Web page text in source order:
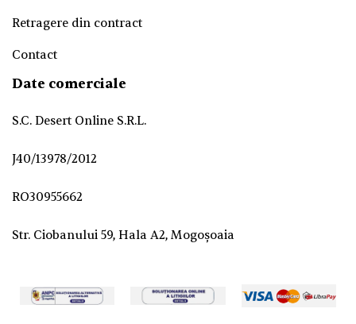
Retragere din contract
Contact
Date comerciale
S.C. Desert Online S.R.L.
J40/13978/2012
RO30955662
Str. Ciobanului 59, Hala A2, Mogoșoaia